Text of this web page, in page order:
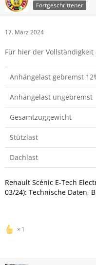
Fortgeschrittener
17. März 2024
Für hier der
Anhängelast gebremst
Anhängelast ungebremst
Gesamtzuggewicht
Stützlast
Dachlast
Renault Scénic E-Tech
03/24): Technische Daten,
1